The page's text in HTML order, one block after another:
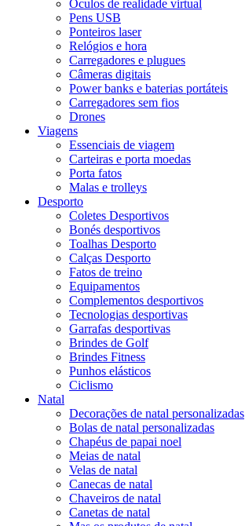
Óculos de realidade virtual
Pens USB
Ponteiros laser
Relógios e hora
Carregadores e plugues
Câmeras digitais
Power banks e baterias portáteis
Carregadores sem fios
Drones
Viagens
Essenciais de viagem
Carteiras e porta moedas
Porta fatos
Malas e trolleys
Desporto
Coletes Desportivos
Bonés desportivos
Toalhas Desporto
Calças Desporto
Fatos de treino
Equipamentos
Complementos desportivos
Tecnologias desportivas
Garrafas desportivas
Brindes de Golf
Brindes Fitness
Punhos elásticos
Ciclismo
Natal
Decorações de natal personalizadas
Bolas de natal personalizadas
Chapéus de papai noel
Meias de natal
Velas de natal
Canecas de natal
Chaveiros de natal
Canetas de natal